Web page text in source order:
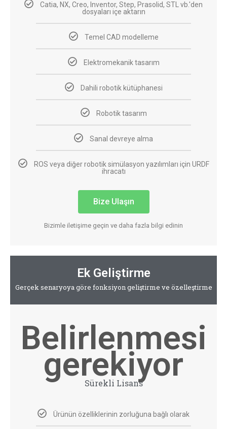
Catia, NX, Creo, Inventor, Step, Prasolid, STL vb.'den
dosyaları içe aktarın
Temel CAD modelleme
Elektromekanik tasarım
Dahili robotik kütüphanesi
Robotik tasarım
Sanal devreye alma
ROS veya diğer robotik simülasyon yazılımları için URDF
ihracatı
Bize Ulaşın
Bizimle iletişime geçin ve daha fazla bilgi edinin
Ek Geliştirme
Gerçek senaryoya göre fonksiyon geliştirme ve özelleştirme
Belirlenmesi
gerekiyor
Sürekli Lisans
Ürünün özelliklerinin zorluğuna bağlı olarak